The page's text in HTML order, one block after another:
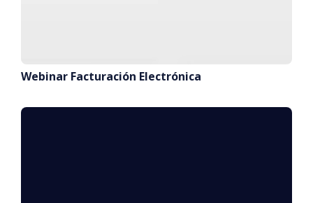
Webinar Facturación Electrónica